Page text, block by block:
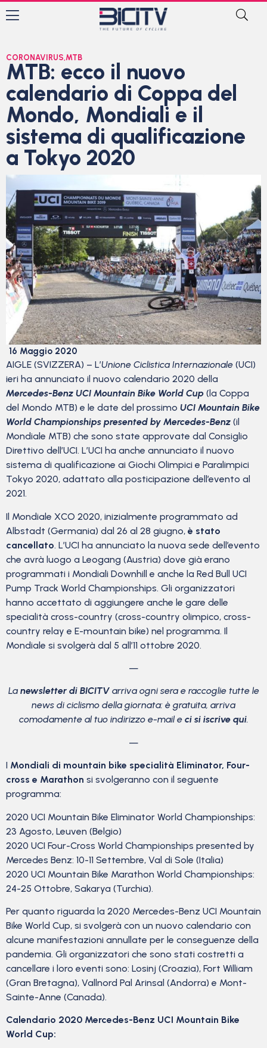
CORONAVIRUS,MTB
MTB: ecco il nuovo
calendario di Coppa del
Mondo, Mondiali e il
sistema di qualificazione
a Tokyo 2020
16 Maggio 2020
AIGLE (SVIZZERA) – L’Unione Ciclistica Internazionale (UCI)
ieri ha annunciato il nuovo calendario 2020 della
Mercedes-Benz UCI Mountain Bike World Cup (la Coppa
del Mondo MTB) e le date del prossimo UCI Mountain Bike
World Championships presented by Mercedes-Benz (il
Mondiale MTB) che sono state approvate dal Consiglio
Direttivo dell’UCI. L’UCI ha anche annunciato il nuovo
sistema di qualificazione ai Giochi Olimpici e Paralimpici
Tokyo 2020, adattato alla posticipazione dell’evento al
2021.
Il Mondiale XCO 2020, inizialmente programmato ad
Albstadt (Germania) dal 26 al 28 giugno, è stato
cancellato. L’UCI ha annunciato la nuova sede dell’evento
che avrà luogo a Leogang (Austria) dove già erano
programmati i Mondiali Downhill e anche la Red Bull UCI
Pump Track World Championships. Gli organizzatori
hanno accettato di aggiungere anche le gare delle
specialità cross-country (cross-country olimpico, cross-
country relay e E-mountain bike) nel programma. Il
Mondiale si svolgerà dal 5 all’11 ottobre 2020.
—
La newsletter di BICITVarriva ogni sera e raccoglie tutte le
news di ciclismo della giornata: è gratuita, arriva
comodamente al tuo indirizzo e-mail e ci si iscrive qui.
—
I Mondiali di mountain bike specialità Eliminator, Four-
cross e Marathon si svolgeranno con il seguente
programma:
2020 UCI Mountain Bike Eliminator World Championships:
23 Agosto, Leuven (Belgio)
2020 UCI Four-Cross World Championships presented by
Mercedes Benz: 10-11 Settembre, Val di Sole (Italia)
2020 UCI Mountain Bike Marathon World Championships:
24-25 Ottobre, Sakarya (Turchia).
Per quanto riguarda la 2020 Mercedes-Benz UCI Mountain
Bike World Cup, si svolgerà con un nuovo calendario con
alcune manifestazioni annullate per le conseguenze della
pandemia. Gli organizzatori che sono stati costretti a
cancellare i loro eventi sono: Losinj (Croazia), Fort William
(Gran Bretagna), Vallnord Pal Arinsal (Andorra) e Mont-
Sainte-Anne (Canada).
Calendario 2020 Mercedes-Benz UCI Mountain Bike
World Cup: